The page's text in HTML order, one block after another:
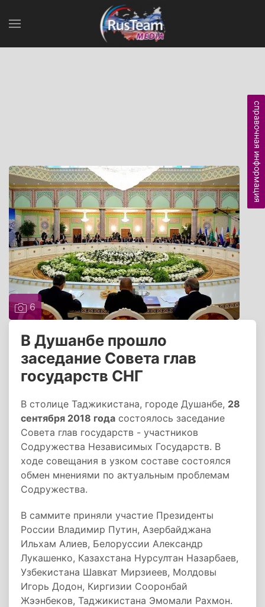
6
В Душанбе прошло
заседание Совета глав
государств СНГ
В столице Таджикистана, городе Душанбе, 28
сентября 2018 года состоялось заседание
Совета глав государств - участников
Содружества Независимых Государств. В
ходе совещания в узком составе состоялся
обмен мнениями по актуальным проблемам
Содружества.
В саммите приняли участие Президенты
России Владимир Путин, Азербайджана
Ильхам Алиев, Белоруссии Александр
Лукашенко, Казахстана Нурсултан Назарбаев,
Узбекистана Шавкат Мирзиеев, Молдовы
Игорь Додон, Киргизии Сооронбай
Жээнбеков, Таджикистана Эмомали Рахмон.
справочная информация